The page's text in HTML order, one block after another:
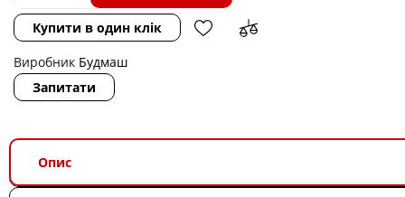
Купити в один клік
Виробник Будмаш
Запитати
Опис